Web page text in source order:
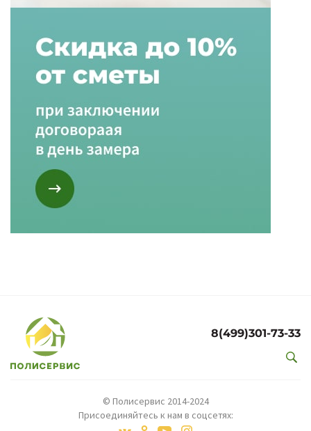
8(499)301-73-33
© Полисервис 2014-2024
Присоединяйтесь к нам в соцсетях: